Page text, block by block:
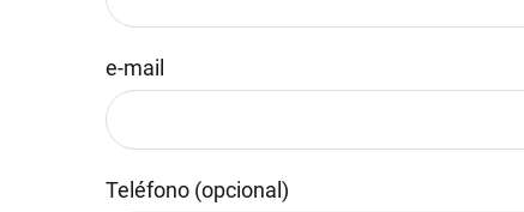
e-mail
Teléfono (opcional)